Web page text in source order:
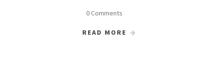
0 Comments
READ MORE